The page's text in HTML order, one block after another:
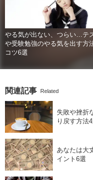
やる気が出ない、つらい…テ
や受験勉強のやる気を出す方
コツ6選
関連記事 Related
失敗や挫折
り戻す方法
あなたは大
イント6選